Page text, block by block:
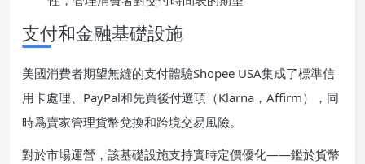
支付和金融基礎設施
美國消費者期望無縫的支付體驗Shopee USA集成了標準信
用卡處理、PayPal和先買後付選項（Klarna，Affirm），同
時爲賣家管理貨幣兌換和跨境交易風險。
對於市場運營，該基礎設施支持實時定價優化——鑑於貨幣